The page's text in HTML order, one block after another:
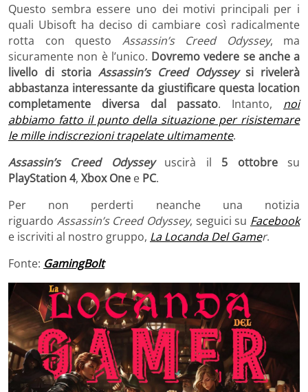
Questo sembra essere uno dei motivi principali per i
quali Ubisoft ha deciso di cambiare così radicalmente
rotta con questo Assassin’s Creed Odyssey, ma
sicuramente non è l’unico. Dovremo vedere se anche a
livello di storia Assassin’s Creed Odysseysi rivelerà
abbastanza interessante da giustificare questa location
completamente diversa dal passato. Intanto, noi
abbiamo fatto il punto della situazione per risistemare
le mille indiscrezioni trapelate ultimamente.
Assassin’s Creed Odysseyuscirà il 5 ottobresu
PlayStation 4, Xbox One e PC.
Per non perderti neanche una notizia
riguardo Assassin’s Creed Odyssey, seguici su Facebook
e iscriviti al nostro gruppo, La Locanda Del Gamer.
Fonte: GamingBolt